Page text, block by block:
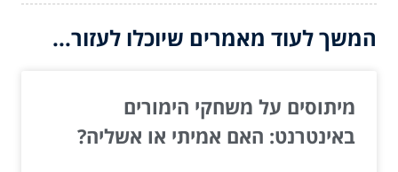
המשך לעוד מאמרים שיוכלו לעזור...
מיתוסים על משחקי הימורים
באינטרנט: האם אמיתי או אשליה?